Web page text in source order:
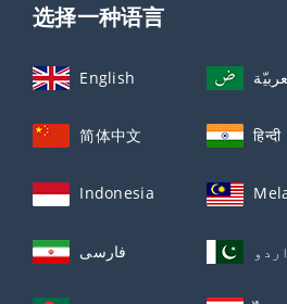
选择一种语言
English
简体中文 हिन्दी
Indonesia
فارسی اردو